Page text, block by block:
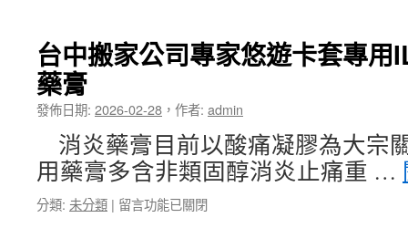
焦
美
獨
家
消
脂
針〉
中
網
頁
最
常
用
新
竹
借
台中搬家公司專家悠遊卡套專用
藥膏
發佈日期: 2026-02-28 ， 作者: admin
消炎藥膏目前以酸痛凝膠為大宗
用藥膏多含非類固醇消炎止痛重 …
分類: 未分類 | 在
留言功能已關閉